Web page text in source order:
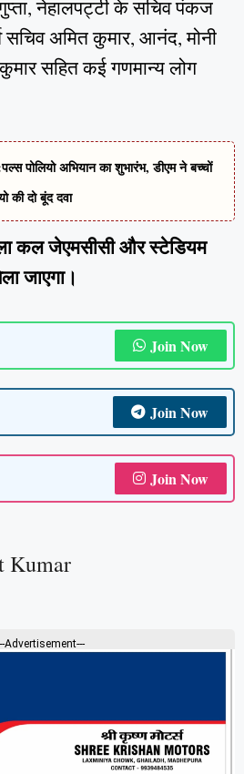
नेहालपट्टी के सचिव पंकज
सचिव अमित कुमार, आनंद, मोनी
सहित कई गणमान्य लोग
पोलियो अभियान का शुभारंभ, डीएम ने बच्चों
की दो बूंद दवा
कल जेएमसीसी और स्टेडियम
जाएगा।
Join Now
Join Now
Join Now
Kumar
Advertisement---